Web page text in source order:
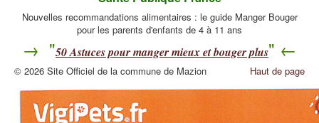
Nouvelles recommandations alimentaires : le guide Manger Bouger
pour les parents d'enfants de 4 à 11 ans
→ "50Astuces pour manger mieux et bouger plus" ←
Haut de page
© 2026 Site Officiel de la commune de Mazion